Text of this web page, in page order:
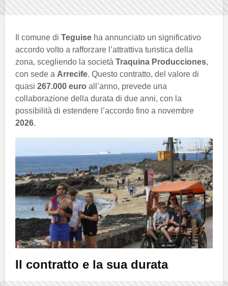
Il comune di Teguise ha annunciato un significativo
accordo volto a rafforzare l’attrattiva turistica della
zona, scegliendo la società Traquina Producciones,
con sede a Arrecife. Questo contratto, del valore di
quasi 267.000 euro all’anno, prevede una
collaborazione della durata di due anni, con la
possibilità di estendere l’accordo fino a novembre
2026.
Il contratto e la sua durata